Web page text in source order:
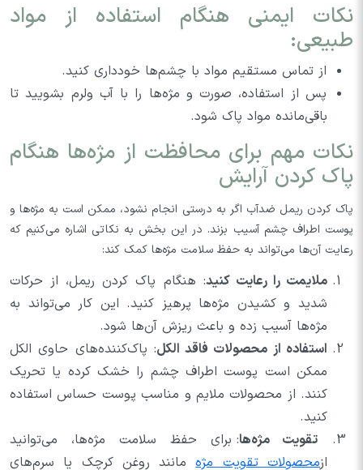
نکات ایمنی هنگام استفاده از مواد
طبیعی:
از تماس مستقیم مواد با چشم‌ها خودداری کنید.
پس از استفاده، صورت و مژه‌ها را با آب ولرم بشویید تا
باقی‌مانده مواد پاک شود.
نکات مهم برای محافظت از مژه‌ها هنگام
پاک کردن آرایش
پاک کردن ریمل ضد‌آب اگر به درستی انجام نشود، ممکن است به مژه‌ها و
پوست اطراف چشم آسیب بزند. در این بخش به نکاتی اشاره می‌کنیم که
رعایت آن‌ها می‌تواند به حفظ سلامت مژه‌ها کمک کند:
ملایمت را رعایت کنید: هنگام پاک کردن ریمل، از حرکات
شدید و کشیدن مژه‌ها پرهیز کنید. این کار می‌تواند به
مژه‌ها آسیب زده و باعث ریزش آن‌ها شود.
استفاده از محصولات فاقد الکل: پاک‌کننده‌های حاوی الکل
ممکن است پوست اطراف چشم را خشک کرده یا تحریک
کنند. از محصولات ملایم و مناسب پوست حساس استفاده
کنید.
تقویت مژه‌ها: برای حفظ سلامت مژه‌ها، می‌توانید
ازمحصولات تقویت مژهمانند روغن کرچک یا سرم‌های